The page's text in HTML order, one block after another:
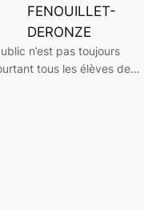
FENOUILLET-
DERONZE
n’est pas toujours
tous les élèves de…